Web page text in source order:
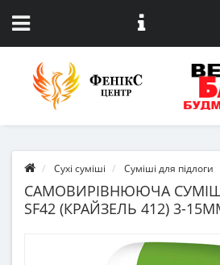
Сухі суміші Суміші для підлоги
САМОВИРІВНЮЮЧА СУМІШ
SF42 (КРАЙЗЕЛЬ 412) 3-